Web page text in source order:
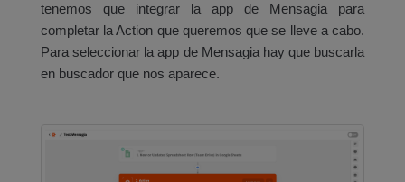
tenemos que integrar la app de Mensagia para
completar la Action que queremos que se lleve a cabo.
Para seleccionar la app de Mensagia hay que buscarla
en buscador que nos aparece.